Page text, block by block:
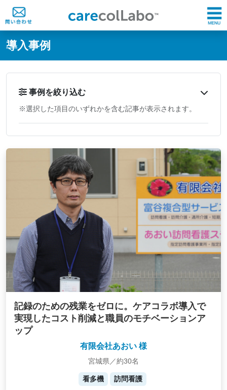
@ -0,0 +1,60 @@
導入事例
事例を絞り込む
※選択した項目のいずれかを含む記事が表示されます。
記録のための残業をゼロに。ケアコラボ導入で
実現したコスト削減と職員のモチベーションア
ップ
有限会社あおい 様
宮城県／約30名
看多機 訪問看護